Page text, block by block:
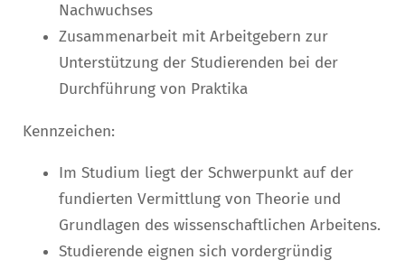
Nachwuchses
Zusammenarbeit mit Arbeitgebern zur
Unterstützung der Studierenden bei der
Durchführung von Praktika
Kennzeichen:
Im Studium liegt der Schwerpunkt auf der
fundierten Vermittlung von Theorie und
Grundlagen des wissenschaftlichen Arbeitens.
Studierende eignen sich vordergründig